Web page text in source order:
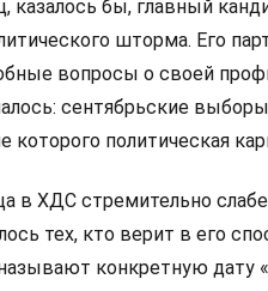
бы, главный
шторма. Его
вопросы о своей
сентябрьские
которого политическая
в ХДС стремительно
тех, кто верит в его
конкретную дату